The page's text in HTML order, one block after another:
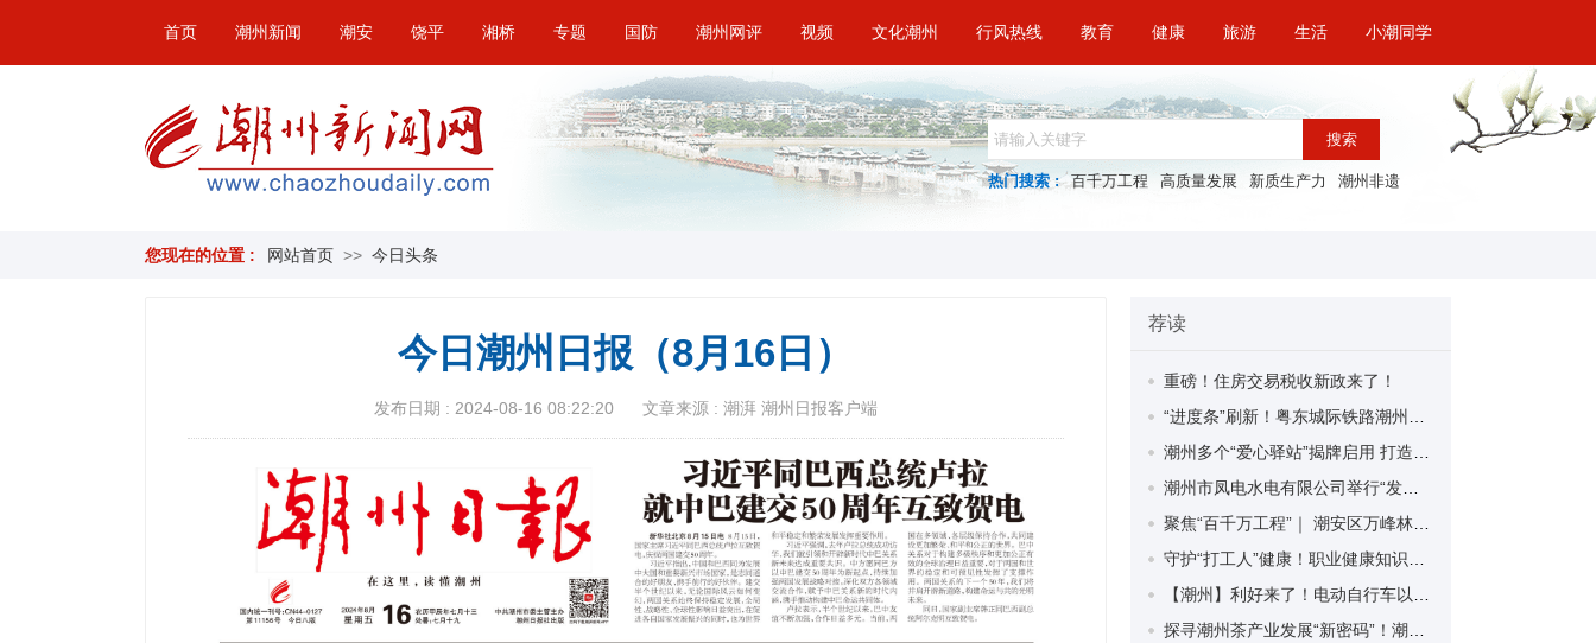
首页 潮州新闻 潮安 饶平 湘桥 专题 国防 潮州网评 视频 文化潮州 行风热线 教育 健康 旅游 生活 小潮同学
搜索
热门搜索 : 百千万工程 高质量发展 新质生产力 潮州非遗
您现在的位置 : 网站首页 >> 今日头条
今日潮州日报（8月16日）
发布日期 : 2024-08-16 08:22:20 文章来源 : 潮湃 潮州日报客户端
荐读
重磅！住房交易税收新政来了！